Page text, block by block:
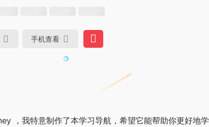
手机查看
，我特意制作了本学习导航，希望它能帮助你更好地学